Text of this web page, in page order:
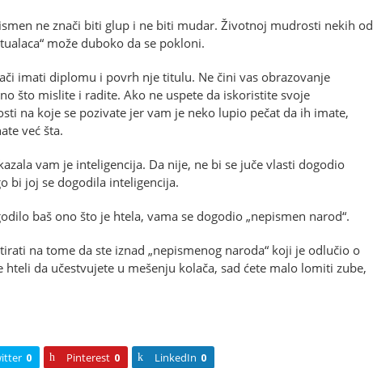
ne znači biti glup i ne biti mudar. Životnoj mudrosti nekih od
može duboko da se pokloni.
imati diplomu i povrh nje titulu. Ne čini vas obrazovanje
što mislite i radite. Ako ne uspete da iskoristite svoje
na koje se pozivate jer vam je neko lupio pečat da ih imate,
već šta.
vam je inteligencija. Da nije, ne bi se juče vlasti dogodio
bi joj se dogodila inteligencija.
baš ono što je htela, vama se dogodio „nepismen narod“.
na tome da ste iznad „nepismenog naroda“ koji je odlučio o
hteli da učestvujete u mešenju kolača, sad ćete malo lomiti zube,
0 Pinterest 0 LinkedIn 0